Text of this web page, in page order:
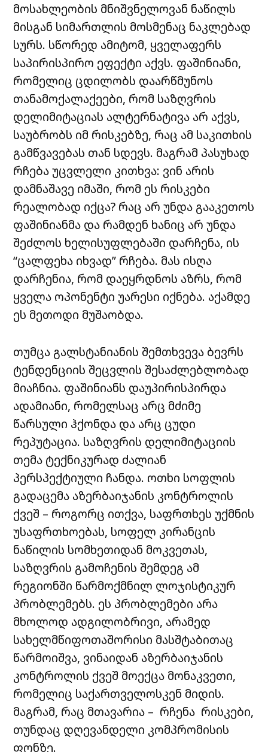
მოსახლეობის მნიშვნელოვან ნაწილს
მისგან სიმართლის მოსმენაც ნაკლებად
სურს. სწორედ ამიტომ, ყველაფერს
საპირისპირო ეფექტი აქვს. ფაშინიანი,
რომელიც ცდილობს დაარწმუნოს
თანამოქალაქეები, რომ საზღვრის
დელიმიტაციას ალტერნატივა არ აქვს,
საუბრობს იმ რისკებზე, რაც ამ საკითხის
გამწვავებას თან სდევს. მაგრამ პასუხად
რჩება უცვლელი კითხვა: ვინ არის
დამნაშავე იმაში, რომ ეს რისკები
რეალობად იქცა? რაც არ უნდა გააკეთოს
ფაშინიანმა და რამდენ ხანიც არ უნდა
შეძლოს ხელისუფლებაში დარჩენა, ის
“ცალფეხა იხვად” რჩება. მას ისღა
დარჩენია, რომ დაეყრდნოს აზრს, რომ
ყველა ოპონენტი უარესი იქნება. აქამდე
ეს მეთოდი მუშაობდა.
თუმცა გალსტანიანის შემთხვევა ბევრს
ტენდენციის შეცვლის შესაძლებლობად
მიაჩნია. ფაშინიანს დაუპირისპირდა
ადამიანი, რომელსაც არც მძიმე
წარსული ჰქონდა და არც ცუდი
რეპუტაცია. საზღვრის დელიმიტაციის
თემა ტექნიკურად ძალიან
პერსპექტიული ჩანდა. ოთხი სოფლის
გადაცემა აზერბაიჯანის კონტროლის
ქვეშ – როგორც ითქვა, საფრთხეს უქმნის
უსაფრთხოებას, სოფელ კირანცის
ნაწილის სომხეთიდან მოკვეთას,
საზღვრის გამოჩენის შემდეგ ამ
რეგიონში წარმოქმნილ ლოჯისტიკურ
პრობლემებს. ეს პრობლემები არა
მხოლოდ ადგილობრივი, არამედ
სახელმწიფოთაშორისი მასშტაბითაც
წარმოიშვა, ვინაიდან აზერბაიჯანის
კონტროლის ქვეშ მოექცა მონაკვეთი,
რომელიც საქართველოსკენ მიდის.
მაგრამ, რაც მთავარია – რჩენა რისკები,
თუნდაც დღევანდელი კომპრომისის
ფონზე.